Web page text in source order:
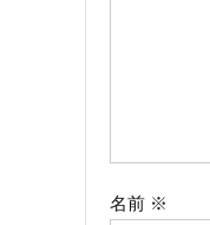
ン名前 ※